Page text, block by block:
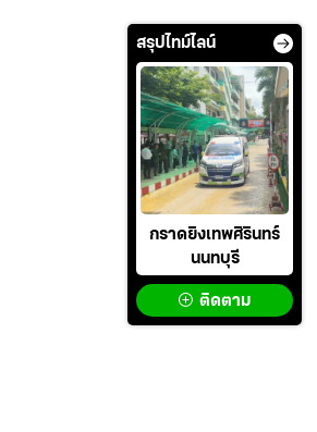
สรุปไทม์ไลน์
กราดยิงเทพศิรินทร์
นนทบุรี
ติดตาม